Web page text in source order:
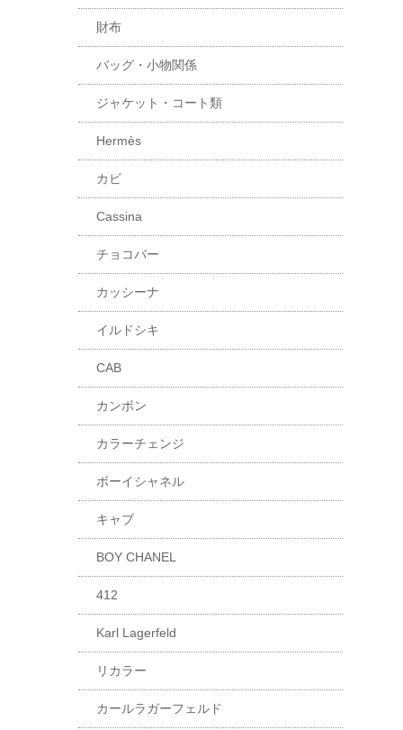
財布
バッグ・小物関係
ジャケット・コート類
Hermès
カビ
Cassina
チョコバー
カッシーナ
イルドシキ
CAB
カンボン
カラーチェンジ
ボーイシャネル
キャブ
BOY CHANEL
412
Karl Lagerfeld
リカラー
カールラガーフェルド